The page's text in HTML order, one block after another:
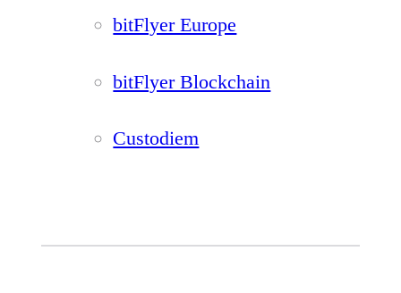
bitFlyer Europe
bitFlyer Blockchain
Custodiem